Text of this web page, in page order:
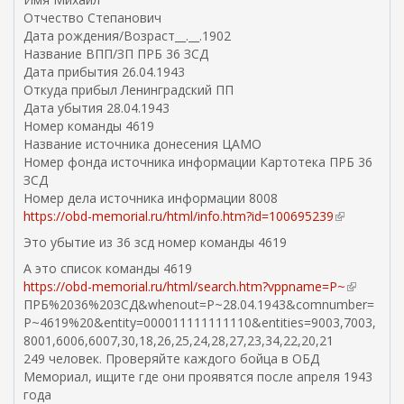
Отчество Степанович
Дата рождения/Возраст__.__.1902
Название ВПП/ЗП ПРБ 36 ЗСД
Дата прибытия 26.04.1943
Откуда прибыл Ленинградский ПП
Дата убытия 28.04.1943
Номер команды 4619
Название источника донесения ЦАМО
Номер фонда источника информации Картотека ПРБ 36
ЗСД
Номер дела источника информации 8008
https://obd-memorial.ru/html/info.htm?id=100695239(
ш
н
я
с
Это убытие из 36 зсд номер команды 4619
А это список команды 4619
https://obd-memorial.ru/html/search.htm?vppname=P~(
в
н
н
ПРБ%2036%20ЗСД&whenout=P~28.04.1943&comnumber=
P~4619%20&entity=000011111111110&entities=9003,7003,
8001,6006,6007,30,18,26,25,24,28,27,23,34,22,20,21
249 человек. Проверяйте каждого бойца в ОБД
Мемориал, ищите где они проявятся после апреля 1943
года